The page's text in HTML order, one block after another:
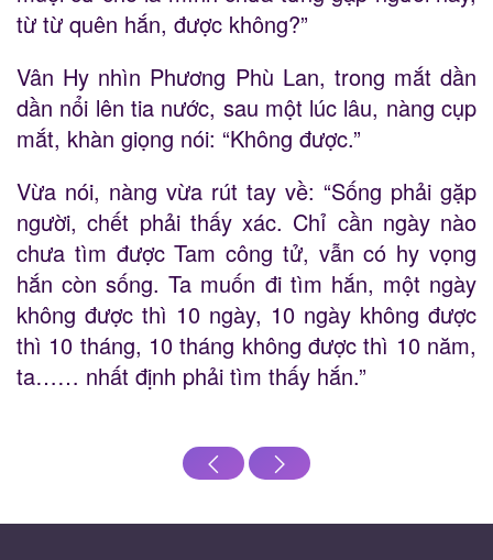
từ từ quên hắn, được không?”
Vân Hy nhìn Phương Phù Lan, trong mắt dần
dần nổi lên tia nước, sau một lúc lâu, nàng cụp
mắt, khàn giọng nói: “Không được.”
Vừa nói, nàng vừa rút tay về: “Sống phải gặp
người, chết phải thấy xác. Chỉ cần ngày nào
chưa tìm được Tam công tử, vẫn có hy vọng
hắn còn sống. Ta muốn đi tìm hắn, một ngày
không được thì 10 ngày, 10 ngày không được
thì 10 tháng, 10 tháng không được thì 10 năm,
ta…… nhất định phải tìm thấy hắn.”